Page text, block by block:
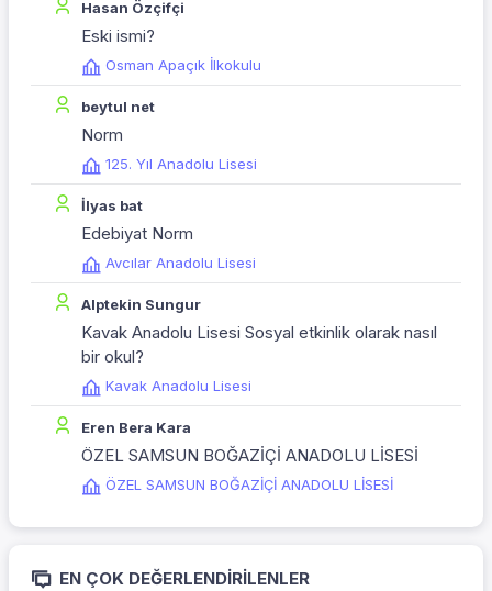
Hasan Özçifçi
Eski ismi?
Osman Apaçık İlkokulu
beytul net
Norm
125. Yıl Anadolu Lisesi
İlyas bat
Edebiyat Norm
Avcılar Anadolu Lisesi
Alptekin Sungur
Kavak Anadolu Lisesi Sosyal etkinlik olarak nasıl
bir okul?
Kavak Anadolu Lisesi
Eren Bera Kara
ÖZEL SAMSUN BOĞAZİÇİ ANADOLU LİSESİ
ÖZEL SAMSUN BOĞAZİÇİ ANADOLU LİSESİ
EN ÇOK DEĞERLENDIRILENLER